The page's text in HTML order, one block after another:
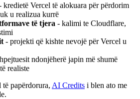
kredietë Vercel të alokuara për përdorim
u realizua kurrë
të tjera - kalimi te Cloudflare,
- projekti që kishte nevojë për Vercel u
ndonjëherë japin më shumë
realiste
papërdorura, AI Credits i blen ato me